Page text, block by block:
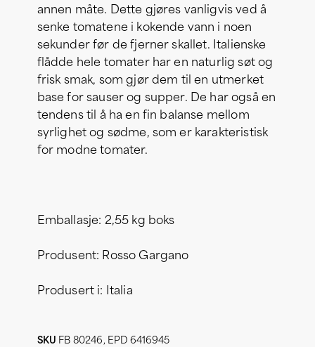
annen måte. Dette gjøres vanligvis ved å
senke tomatene i kokende vann i noen
sekunder før de fjerner skallet. Italienske
flådde hele tomater har en naturlig søt og
frisk smak, som gjør dem til en utmerket
base for sauser og supper. De har også en
tendens til å ha en fin balanse mellom
syrlighet og sødme, som er karakteristisk
for modne tomater.
Emballasje: 2,55 kg boks
Produsent: Rosso Gargano
Produsert i: Italia
SKU FB 80246, EPD 6416945